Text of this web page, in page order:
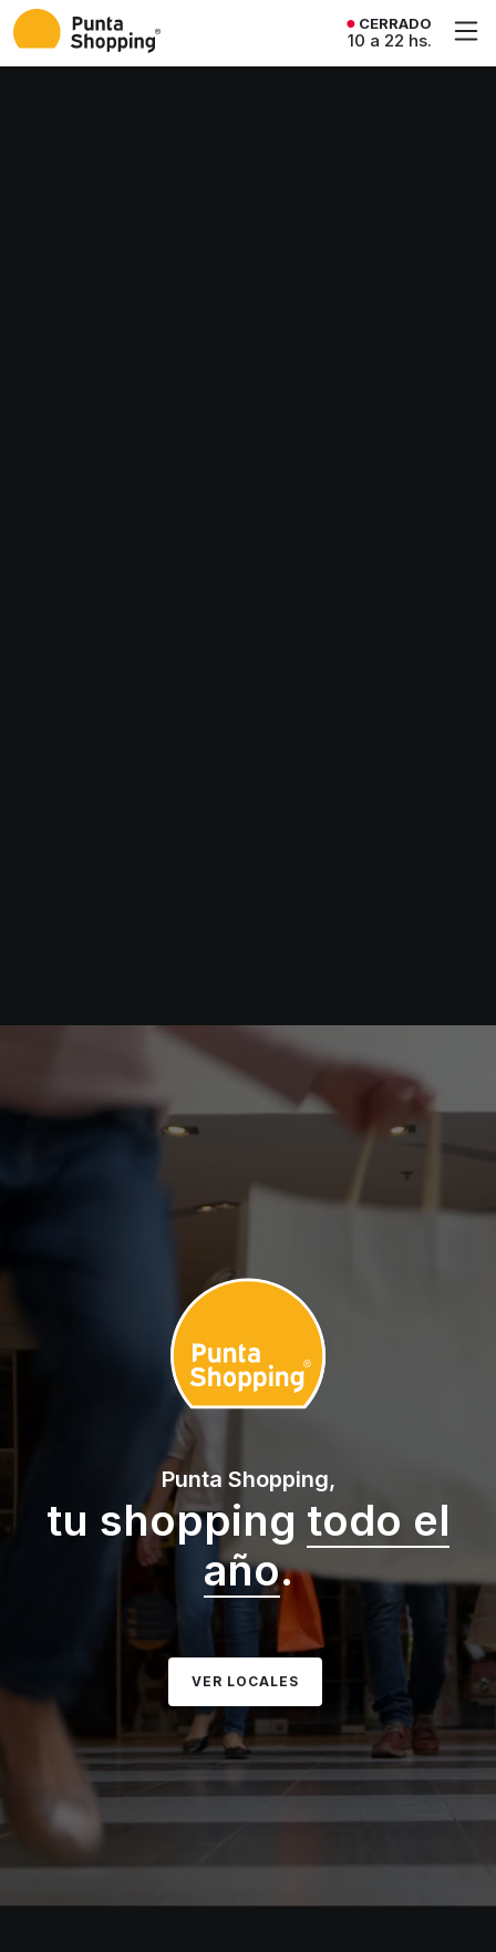
CERRADO
10 a 22 hs.
Punta Shopping,
tu shopping todo el
año.
VER LOCALES